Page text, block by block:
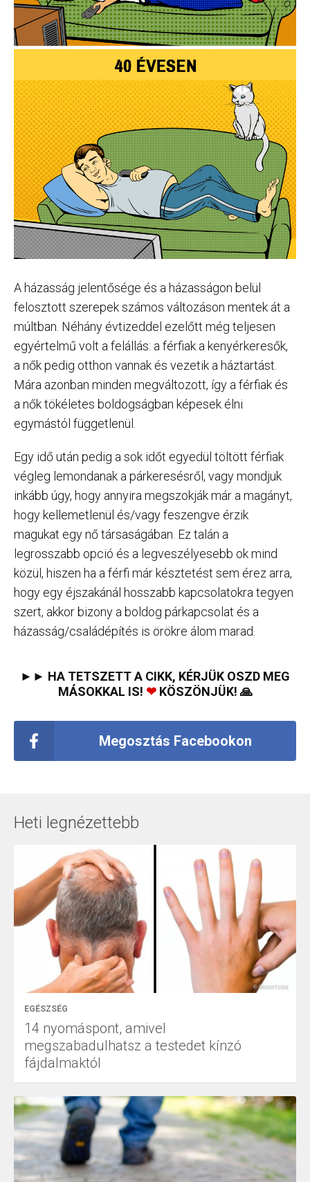
A házasság jelentősége és a házasságon belül
felosztott szerepek számos változáson mentek át a
múltban. Néhány évtizeddel ezelőtt még teljesen
egyértelmű volt a felállás: a férfiak a kenyérkeresők,
a nők pedig otthon vannak és vezetik a háztartást.
Mára azonban minden megváltozott, így a férfiak és
a nők tökéletes boldogságban képesek élni
egymástól függetlenül.
Egy idő után pedig a sok időt egyedül töltött férfiak
végleg lemondanak a párkeresésről, vagy mondjuk
inkább úgy, hogy annyira megszokják már a magányt,
hogy kellemetlenül és/vagy feszengve érzik
magukat egy nő társaságában. Ez talán a
legrosszabb opció és a legveszélyesebb ok mind
közül, hiszen ha a férfi már késztetést sem érez arra,
hogy egy éjszakánál hosszabb kapcsolatokra tegyen
szert, akkor bizony a boldog párkapcsolat és a
házasság/családépítés is örökre álom marad.
►► HA TETSZETT A CIKK, KÉRJÜK OSZD MEG
MÁSOKKAL IS! ❤KÖSZÖNJÜK! 🙏
Megosztás Facebookon
Heti legnézettebb
EGÉSZSÉG
14 nyomáspont, amivel
megszabadulhatsz a testedet kínzó
fájdalmaktól